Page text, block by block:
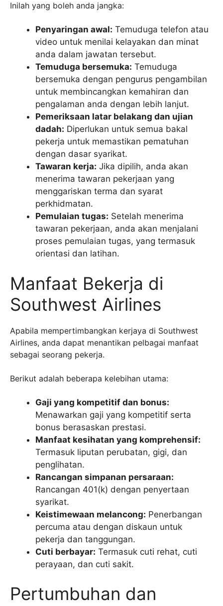
Inilah yang boleh anda jangka:
Penyaringan awal: Temuduga telefon atau
video untuk menilai kelayakan dan minat
anda dalam jawatan tersebut.
Temuduga bersemuka: Temuduga
bersemuka dengan pengurus pengambilan
untuk membincangkan kemahiran dan
pengalaman anda dengan lebih lanjut.
Pemeriksaan latar belakang dan ujian
dadah: Diperlukan untuk semua bakal
pekerja untuk memastikan pematuhan
dengan dasar syarikat.
Tawaran kerja: Jika dipilih, anda akan
menerima tawaran pekerjaan yang
menggariskan terma dan syarat
perkhidmatan.
Pemulaian tugas: Setelah menerima
tawaran pekerjaan, anda akan menjalani
proses pemulaian tugas, yang termasuk
orientasi dan latihan.
Manfaat Bekerja di
Southwest Airlines
Apabila mempertimbangkan kerjaya di Southwest
Airlines, anda dapat menantikan pelbagai manfaat
sebagai seorang pekerja.
Berikut adalah beberapa kelebihan utama:
Gaji yang kompetitif dan bonus:
Menawarkan gaji yang kompetitif serta
bonus berasaskan prestasi.
Manfaat kesihatan yang komprehensif:
Termasuk liputan perubatan, gigi, dan
penglihatan.
Rancangan simpanan persaraan:
Rancangan 401(k) dengan penyertaan
syarikat.
Keistimewaan melancong: Penerbangan
percuma atau dengan diskaun untuk
pekerja dan tanggungan.
Cuti berbayar: Termasuk cuti rehat, cuti
perayaan, dan cuti sakit.
Pertumbuhan dan